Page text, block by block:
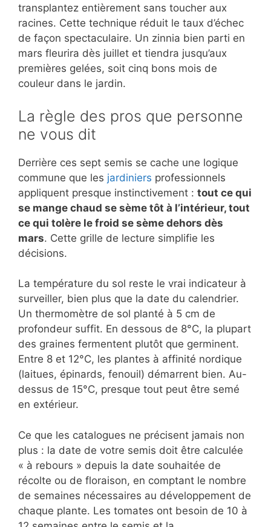
transplantez entièrement sans toucher aux
racines. Cette technique réduit le taux d’échec
de façon spectaculaire. Un zinnia bien parti en
mars fleurira dès juillet et tiendra jusqu’aux
premières gelées, soit cinq bons mois de
couleur dans le jardin.
La règle des pros que personne
ne vous dit
Derrière ces sept semis se cache une logique
commune que les jardiniers professionnels
appliquent presque instinctivement : tout ce qui
se mange chaud se sème tôt à l’intérieur, tout
ce qui tolère le froid se sème dehors dès
mars. Cette grille de lecture simplifie les
décisions.
La température du sol reste le vrai indicateur à
surveiller, bien plus que la date du calendrier.
Un thermomètre de sol planté à 5 cm de
profondeur suffit. En dessous de 8°C, la plupart
des graines fermentent plutôt que germinent.
Entre 8 et 12°C, les plantes à affinité nordique
(laitues, épinards, fenouil) démarrent bien. Au-
dessus de 15°C, presque tout peut être semé
en extérieur.
Ce que les catalogues ne précisent jamais non
plus : la date de votre semis doit être calculée
« à rebours » depuis la date souhaitée de
récolte ou de floraison, en comptant le nombre
de semaines nécessaires au développement de
chaque plante. Les tomates ont besoin de 10 à